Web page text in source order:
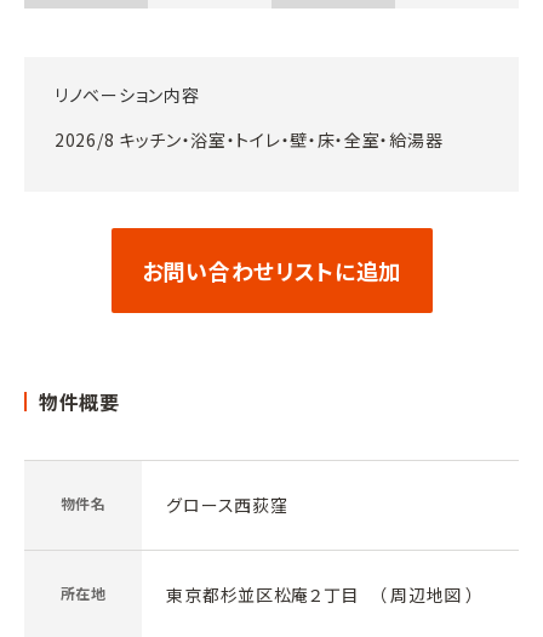
リノベーション内容
2026/8 キッチン・浴室・トイレ・壁・床・全室・給湯器
お問い合わせリストに追加
物件概要
物件名 グロース西荻窪
所在地 東京都杉並区松庵２丁目 （ 周辺地図 ）